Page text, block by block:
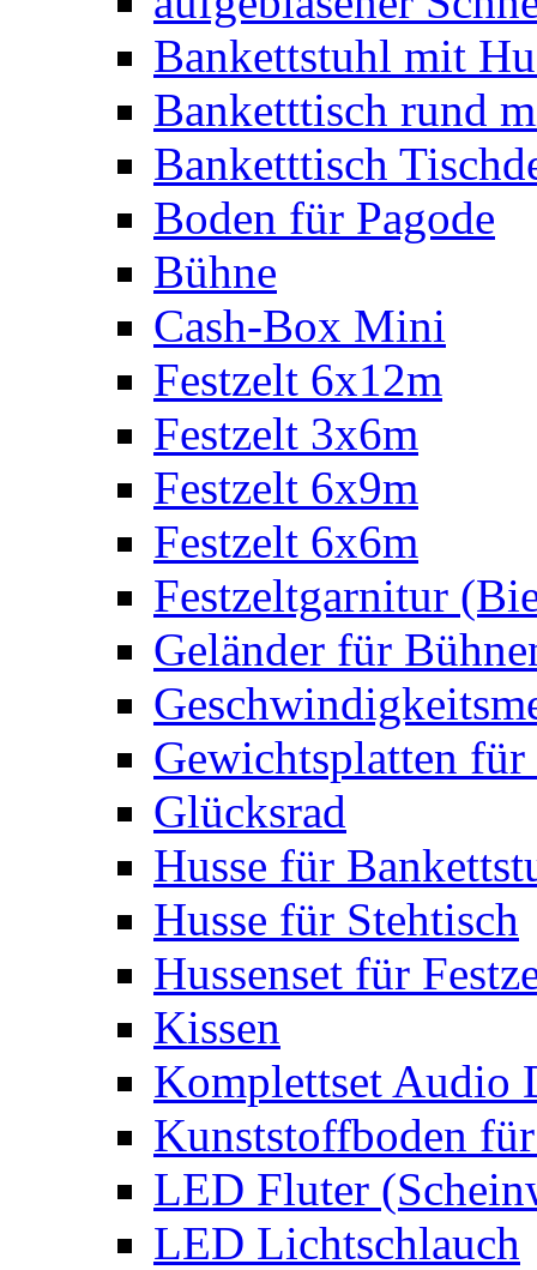
Bankettstuhl mit
Banketttisch rund
Banketttisch
Boden für Pagode
Bühne
Cash-Box Mini
Festzelt 6x12m
Festzelt 3x6m
Festzelt 6x9m
Festzelt 6x6m
Festzeltgarnitur
Geländer für
Gewichtsplatten für
Glücksrad
Husse für
Husse für Stehtisch
Hussenset für
Kissen
Komplettset Audio
Kunststoffboden
LED Fluter
LED Lichtschlauch